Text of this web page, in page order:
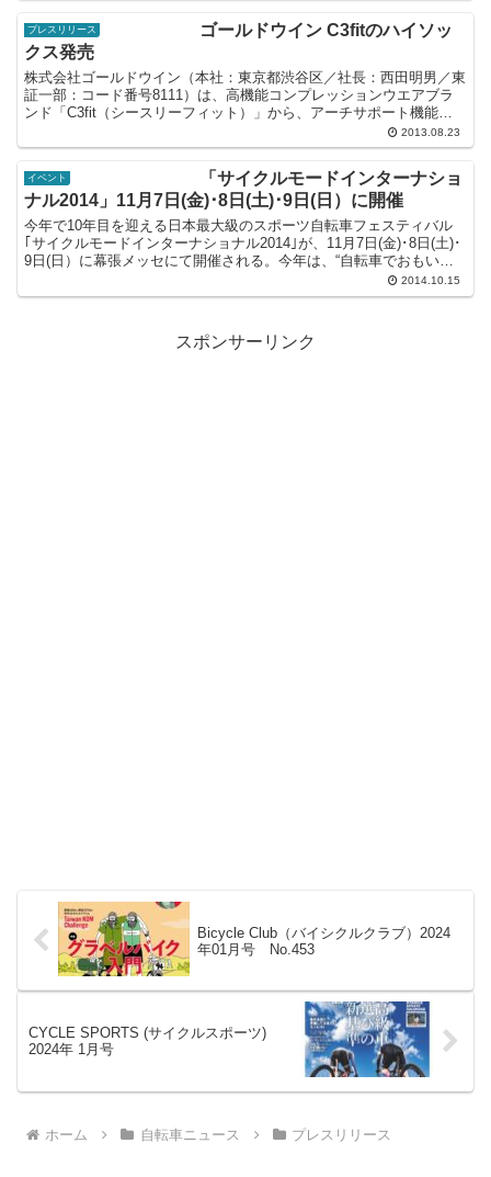
プレスリリース
ゴールドウイン C3fitのハイソッ
クス発売
株式会社ゴールドウイン（本社：東京都渋谷区／社長：西田明男／東
証一部：コード番号8111）は、高機能コンプレッションウエアブラ
ンド「C3fit（シースリーフィット）」から、アーチサポート機能に
2013.08.23
イベント
「サイクルモードインターナショ
ナル2014」11月7日(金)･8日(土)･9日(日）に開催
今年で10年目を迎える日本最大級のスポーツ自転車フェスティバル
｢サイクルモードインターナショナル2014｣が、11月7日(金)･8日(土)･
9日(日）に幕張メッセにて開催される。今年は、“自転車でおもいっ
2014.10.15
スポンサーリンク
Bicycle Club（バイシクルクラブ）2024
年01月号 No.453
CYCLE SPORTS (サイクルスポーツ)
2024年 1月号
ホーム 自転車ニュース プレスリリース